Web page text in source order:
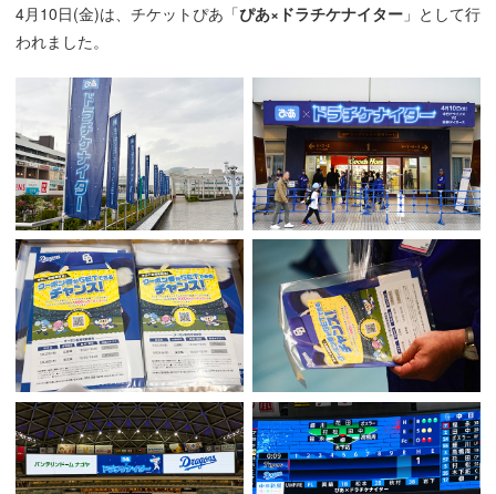
4月10日(金)は、チケットぴあ「ぴあ×ドラチケナイター 」として行
われました。